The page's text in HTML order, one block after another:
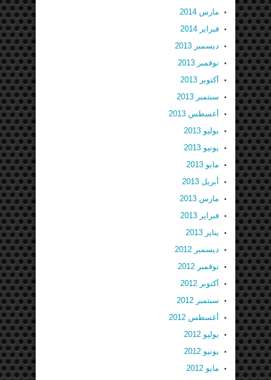
مارس 2014
فبراير 2014
ديسمبر 2013
نوفمبر 2013
أكتوبر 2013
سبتمبر 2013
أغسطس 2013
يوليو 2013
يونيو 2013
مايو 2013
أبريل 2013
مارس 2013
فبراير 2013
يناير 2013
ديسمبر 2012
نوفمبر 2012
أكتوبر 2012
سبتمبر 2012
أغسطس 2012
يوليو 2012
يونيو 2012
مايو 2012